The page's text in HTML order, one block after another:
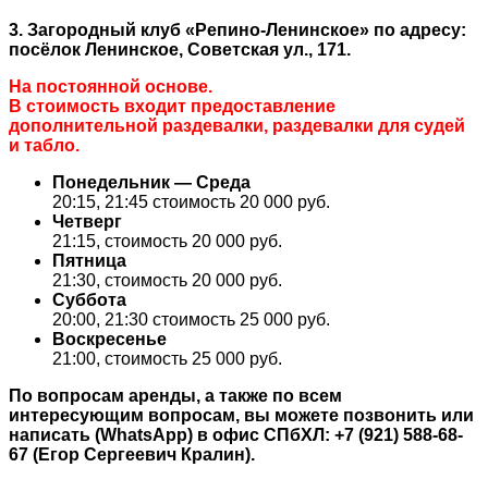
3. Загородный клуб «Репино-Ленинское» по адресу:
посёлок Ленинское, Советская ул., 171.
На постоянной основе.
В стоимость входит предоставление
дополнительной раздевалки, раздевалки для судей
и табло.
Понедельник — Среда
20:15, 21:45 стоимость 20 000 руб.
Четверг
21:15, стоимость 20 000 руб.
Пятница
21:30, стоимость 20 000 руб.
Суббота
20:00, 21:30 стоимость 25 000 руб.
Воскресенье
21:00, стоимость 25 000 руб.
По вопросам аренды, а также по всем
интересующим вопросам, вы можете позвонить или
написать (WhatsApp) в офис СПбХЛ: +7 (921) 588-68-
67 (Егор Сергеевич Кралин).